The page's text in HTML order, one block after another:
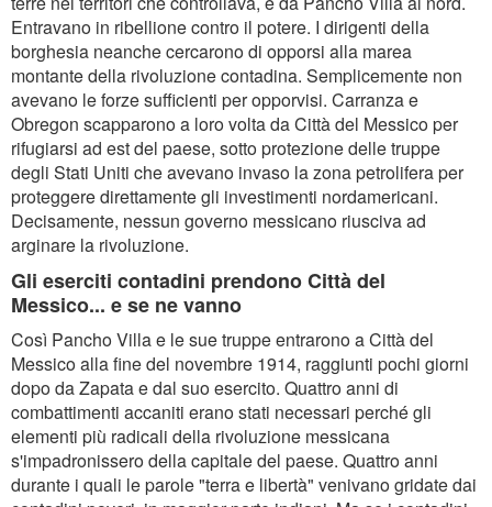
Entravano in ribellione contro il potere. I dirigenti della
borghesia neanche cercarono di opporsi alla marea
montante della rivoluzione contadina. Semplicemente non
avevano le forze sufficienti per opporvisi. Carranza e
Obregon scapparono a loro volta da Città del Messico per
rifugiarsi ad est del paese, sotto protezione delle truppe
degli Stati Uniti che avevano invaso la zona petrolifera per
proteggere direttamente gli investimenti nordamericani.
Decisamente, nessun governo messicano riusciva ad
arginare la rivoluzione.
Gli eserciti contadini prendono Città del
Messico... e se ne vanno
Così Pancho Villa e le sue truppe entrarono a Città del
Messico alla fine del novembre 1914, raggiunti pochi giorni
dopo da Zapata e dal suo esercito. Quattro anni di
combattimenti accaniti erano stati necessari perché gli
elementi più radicali della rivoluzione messicana
s'impadronissero della capitale del paese. Quattro anni
durante i quali le parole "terra e libertà" venivano gridate dai